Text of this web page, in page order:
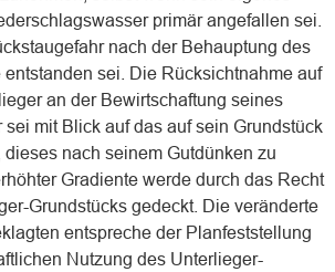
primär angefallen sei.
nach der Behauptung des
sei. Die Rücksichtnahme auf
an der Bewirtschaftung seines
mit Blick auf das auf sein Grundstück
nach seinem Gutdünken zu
Gradiente werde durch das Recht
Grundstücks gedeckt. Die veränderte
entspreche der Planfeststellung
Nutzung des Unterlieger-